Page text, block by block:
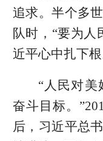
追求。半个多
队时，“要为人
近平心中扎下根
“人民对美
奋斗目标。
后，习近平总